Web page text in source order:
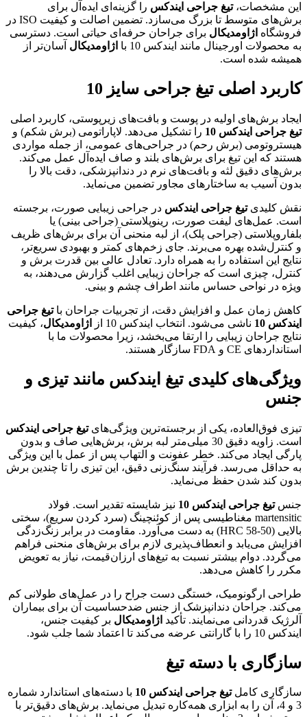
این مشخصات،تیغ جراحی ایندکس را گزینه‌ای ایده‌آل برای
برش‌های متوسط تا بزرگ می‌سازد. تضمین اصالت و کیفیت ISO در
فروشگاه اژاومدیکال برای جراحان حرفه‌ای حیاتی است. دسترسی
به محصولات اورجینال مانند ایندکس 10 با
اژاومدیکال آسان‌تر از
همیشه شده است.
کاربرد اصلی تیغ جراحی سایز 10
ایجاد برش‌های اولیه در پوست و بافت‌های زیرپوستی، کاربرد اصلی
تیغ جراحی ایندکس 10
را تشکیل می‌دهد. لاپاراتومی (برش شکم) و
هیستروتومی (برش رحم) در جراحی‌های عمومی، از جمله مواردی
هستند که این تیغ برای برش‌های بلند و صاف ایده‌آل عمل می‌کند.
برش‌های دقیق لثه و بافت‌های نرم در دندانپزشکی، دقت بالا را
بدون آسیب به ساختارهای مجاور تضمین می‌نماید.
نقش کلیدیتیغ جراحی ایندکس در جراحی زیبایی صورت، برجسته
است. عمل‌های لیفت صورت، رینوپلاستی (جراحی بینی) یا
بلفاروپلاستی (جراحی پلک)، از لبه منحنی آن برای برش‌های ظریف
و کنترل‌شده بهره می‌برند. جای زخم‌های کمتر و بهبودی سریع‌تر،
نتایج این استفاده را به همراه دارد. تعادل عالی بین قدرت برش و
کنترل، چیزی است که جراحان زیبایی اغلب گزارش می‌دهند، به
ویژه در نواحی حساس مانند اطراف چشم و بینی.
کاهش زمان عمل و افزایش دقت، از تجربیات جراحان باتیغ جراحی
ایندکس 10
ناشی می‌شود. انتخاب ایندکس 10 از اژاومدیکال، کیفیت
نتایج جراحان زیبایی را ارتقا می‌بخشد، زیرا محصولات ما با
استانداردهای CE و FDA سازگار هستند.
ویژگی‌های کلیدی تیغ ایندکس مانند تیزی و
جنس
تیزی فوق‌العاده، یکی از برجسته‌ترین ویژگی‌هایتیغ جراحی ایندکس
است. زاویه دقیق 30 میلی‌متر لبه برش، برش‌هایی صاف و بدون
پارگی ایجاد می‌کند. خطر عفونت و التهاب پس از عمل با این ویژگی
به حداقل می‌رسد. فرآیند سنگ‌زنی دقیق، این تیزی را تا چندین برش
بدون کند شدن حفظ می‌نماید.
جنستیغ جراحی ایندکس 10
نیز شایسته تقدیر است. فولاد
martensitic مغناطیسی پس از کوئنچینگ (سرد کردن سریع)، سختی
بالایی (50-58 HRC) به دست می‌آورد. مقاومت در برابر زنگ‌زدگی
افزایش می‌یابد و انعطاف‌پذیری لازم برای برش‌های منحنی فراهم
می‌گردد. دوام بیشتر نسبت به تیغ‌های ارزان‌قیمت، نیاز به تعویض
مکرر را کاهش می‌دهد.
طراحی ارگونومیک، خستگی دست جراح را در عمل‌های طولانی کم
می‌کند. جراحان دندانپزشک از جنس ضدحساسیت آن برای بیماران
آلرژیک قدردانی می‌نمایند. تأکید اژاومدیکال بر کیفیت جنس،
ایندکس 10 را با گارانتی عرضه می‌کند تا اعتماد شما جلب شود.
سازگاری با دسته تیغ
سازگاری کاملتیغ جراحی ایندکس 10
با دسته‌های استاندارد شماره
3 و 4، آن را به ابزاری همه‌کاره تبدیل می‌نماید. برش‌های دقیق‌تر با